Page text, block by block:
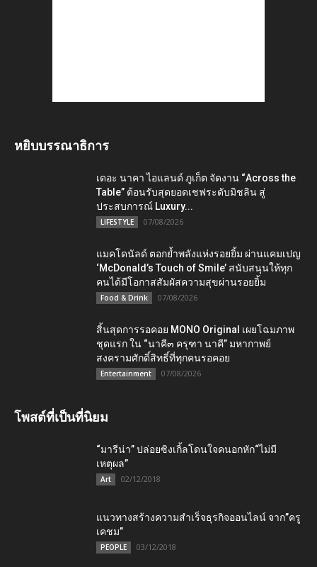
หยิบบรรณาธิการ
เดอะ นาคา ไอแลนด์ ภูเก็ต จัดงาน “Across the
Table” ต้อนรับสุดยอดเชฟระดับมิชลิน สู่
ประสบการณ์ Luxury...
LIFESTYLE 07/08/2026
แมคโดนัลด์ ตอกย้ำพลังแห่งรอยยิ้ม ผ่านแคมเปญ
‘McDonald’s Touch of Smile’ สนับสนุนให้ทุก
คนได้มีโอกาสสัมผัสความสุขผ่านรอยยิ้ม
Food & Drink 07/08/2026
สิ้นสุดการรอคอย MONO Original เผยโฉมภาพ
ชุดแรก ใน “นาคี๓ ครุฑา นาคี” มหากาพย์
สงครามศักดิ์สิทธิ์ที่ทุกคนรอคอย
Entertainment 07/08/2026
โพสต์ที่เป็นที่นิยม
“มารีน่า” ปล่อยซิงเกิ้ลโดนใจคนอกหัก“ไม่มี
เหตุผล”
Art 02/12/2018
แนวทางสร้างความสำเร็จธุรกิจออนไลน์ จาก”ครู
เคชม”
PEOPLE 03/12/2018